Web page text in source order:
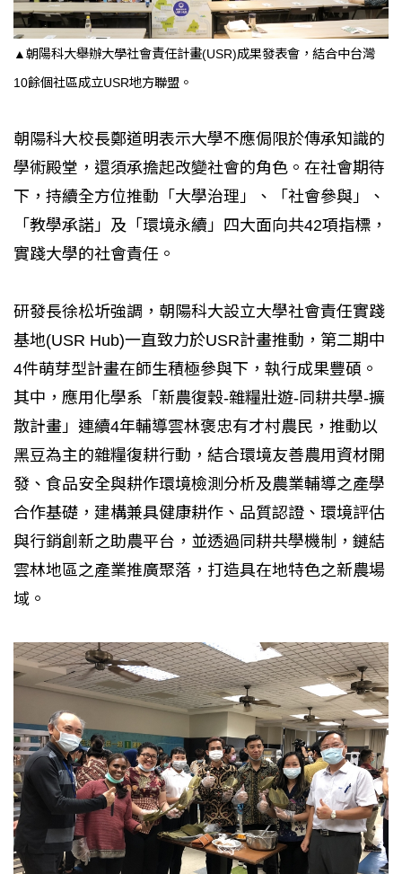
▲朝陽科大舉辦大學社會責任計畫(USR)成果發表會，結合中台灣
10餘個社區成立USR地方聯盟。
朝陽科大校長鄭道明表示大學不應侷限於傳承知識的
學術殿堂，還須承擔起改變社會的角色。在社會期待
下，持續全方位推動「大學治理」、「社會參與」、
「教學承諾」及「環境永續」四大面向共42項指標，
實踐大學的社會責任。
研發長徐松圻強調，朝陽科大設立大學社會責任實踐
基地(USR Hub)一直致力於USR計畫推動，第二期中
4件萌芽型計畫在師生積極參與下，執行成果豐碩。
其中，應用化學系「新農復穀-雜糧壯遊-同耕共學-擴
散計畫」連續4年輔導雲林褒忠有才村農民，推動以
黑豆為主的雜糧復耕行動，結合環境友善農用資材開
發、食品安全與耕作環境檢測分析及農業輔導之產學
合作基礎，建構兼具健康耕作、品質認證、環境評估
與行銷創新之助農平台，並透過同耕共學機制，鏈結
雲林地區之產業推廣聚落，打造具在地特色之新農場
域。